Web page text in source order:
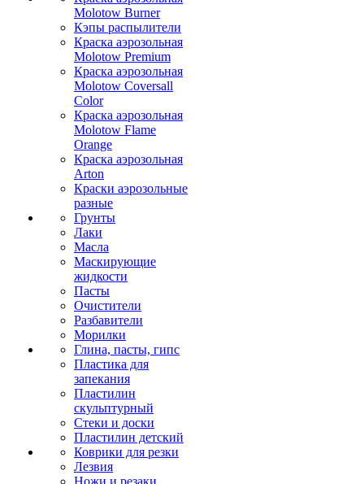
Molotow Burner
Кэпы распылители
Краска аэрозольная
Molotow Premium
Краска аэрозольная
Molotow Coversall
Color
Краска аэрозольная
Molotow Flame
Orange
Краска аэрозольная
Arton
Краски аэрозольные
разные
Грунты
Лаки
Масла
Маскирующие
жидкости
Пасты
Очистители
Разбавители
Морилки
Глина, пасты, гипс
Пластика для
запекания
Пластилин
скульптурный
Стеки и доски
Пластилин детский
Коврики для резки
Лезвия
Ножи и резаки